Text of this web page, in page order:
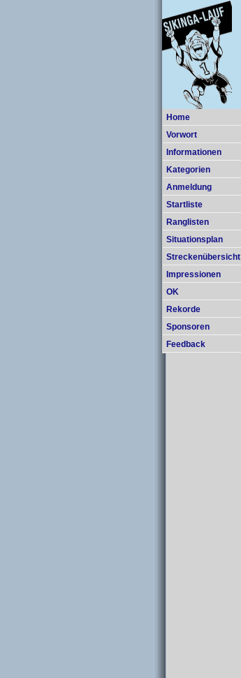
Home
Vorwort
Informationen
Kategorien
Anmeldung
Startliste
Ranglisten
Situationsplan
Streckenübersicht
Impressionen
OK
Rekorde
Sponsoren
Feedback